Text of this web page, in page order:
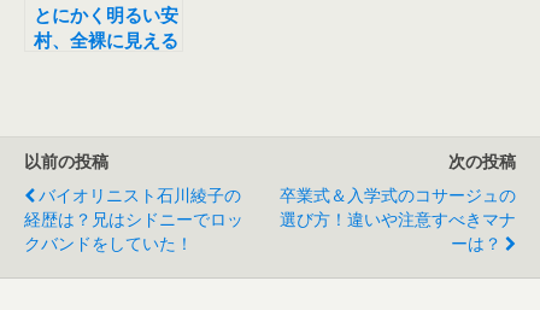
とにかく明るい安
村、全裸に見える
以前の投稿
バイオリニスト石川綾子の
経歴は？兄はシドニーでロッ
クバンドをしていた！
次の投稿
卒業式＆入学式のコサージュの
選び方！違いや注意すべきマナ
ーは？